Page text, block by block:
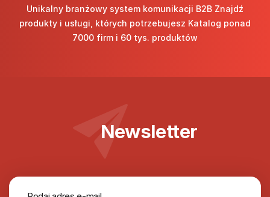
Unikalny branżowy system komunikacji B2B Znajdź
produkty i usługi, których potrzebujesz Katalog ponad
7000 firm i 60 tys. produktów
Newsletter